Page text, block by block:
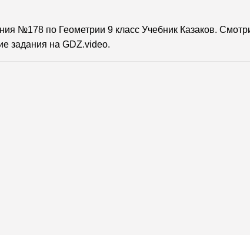
№178 по Геометрии 9 класс Учебник Казаков.
задания на GDZ.video.